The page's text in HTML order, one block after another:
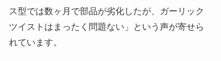
ス型では数ヶ月で部品が劣化したが、ガーリック
ツイストはまったく問題ない」という声が寄せら
れています。